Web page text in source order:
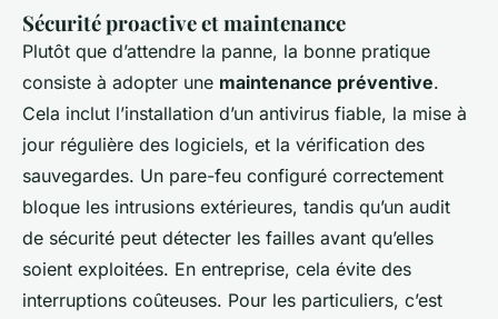
Sécurité proactive et maintenance
Plutôt que d’attendre la panne, la bonne pratique
consiste à adopter une maintenance préventive.
Cela inclut l’installation d’un antivirus fiable, la mise à
jour régulière des logiciels, et la vérification des
sauvegardes. Un pare-feu configuré correctement
bloque les intrusions extérieures, tandis qu’un audit
de sécurité peut détecter les failles avant qu’elles
soient exploitées. En entreprise, cela évite des
interruptions coûteuses. Pour les particuliers, c’est